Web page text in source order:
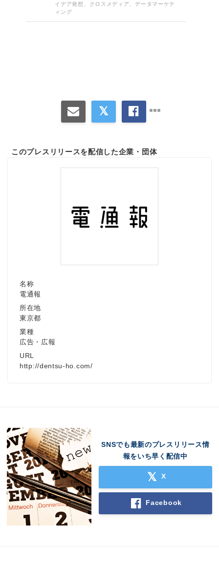
イデア発想、クロスメディア、データマーケテ
ィング
このプレスリリースを配信した企業・団体
名称
電通報
所在地
東京都
業種
広告・広報
URL
http://dentsu-ho.com/
SNSでも最新のプレスリリース情
報をいち早く配信中
X
Facebook